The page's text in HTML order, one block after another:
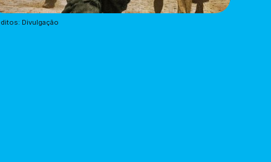
Divulgação